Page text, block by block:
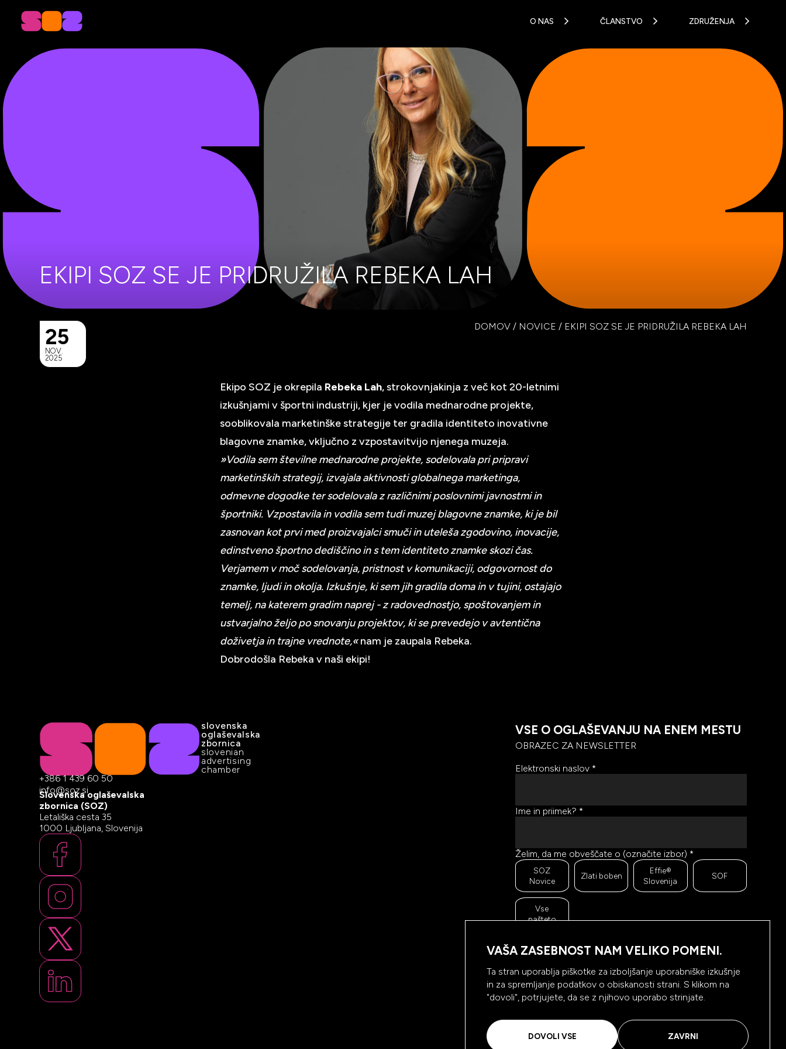
O NAS ČLANSTVO ZDRUŽENJA
EKIPI SOZ SE JE PRIDRUŽILA REBEKA LAH
25
NOV.
2025
DOMOV/ NOVICE / EKIPI SOZ SE JE PRIDRUŽILA REBEKA LAH
Ekipo SOZ je okrepila Rebeka Lah, strokovnjakinja z več kot 20-letnimi
izkušnjami v športni industriji, kjer je vodila mednarodne projekte,
sooblikovala marketinške strategije ter gradila identiteto inovativne
blagovne znamke, vključno z vzpostavitvijo njenega muzeja.
»Vodila sem številne mednarodne projekte, sodelovala pri pripravi
marketinških strategij, izvajala aktivnosti globalnega marketinga,
odmevne dogodke ter sodelovala z različnimi poslovnimi javnostmi in
športniki. Vzpostavila in vodila sem tudi muzej blagovne znamke, ki je bil
zasnovan kot prvi med proizvajalci smuči in uteleša zgodovino, inovacije,
edinstveno športno dediščino in s tem identiteto znamke skozi čas.
Verjamem v moč sodelovanja, pristnost v komunikaciji, odgovornost do
znamke, ljudi in okolja. Izkušnje, ki sem jih gradila doma in v tujini, ostajajo
temelj, na katerem gradim naprej - z radovednostjo, spoštovanjem in
ustvarjalno željo po snovanju projektov, ki se prevedejo v avtentična
doživetja in trajne vrednote,«nam je zaupala Rebeka.
Dobrodošla Rebeka v naši ekipi!
slovenska
oglaševalska
zbornica
slovenian
advertising
chamber
+386 1 439 60 50
info@soz.si
Slovenska oglaševalska
zbornica (SOZ)
Letališka cesta 35
1000 Ljubljana, Slovenija
VSE O OGLAŠEVANJU NA ENEM MESTU
OBRAZEC ZA NEWSLETTER
Elektronski naslov *
Ime in priimek? *
SOZ
Novice
Zlati boben
Effie®
Slovenija
SOF
Vse
našteto
Želim, da me obveščate o (označite izbor) *
Da,
dovolim
Ne, ne
dovolim
vsebino, bi želeli meriti odzive na poslana sporočila. Ali
nam dovolite, da beležimo, hranimo prikaze prejetih
sporočil ter klike na povezave v prejetih sporočilih? *
NAROČI SE
VAŠA ZASEBNOST NAM VELIKO POMENI.
Ta stran uporablja piškotke za izboljšanje uporabniške izkušnje
in za spremljanje podatkov o obiskanosti strani. S klikom na
"dovoli", potrjujete, da se z njihovo uporabo strinjate.
DOVOLI VSE ZAVRNI